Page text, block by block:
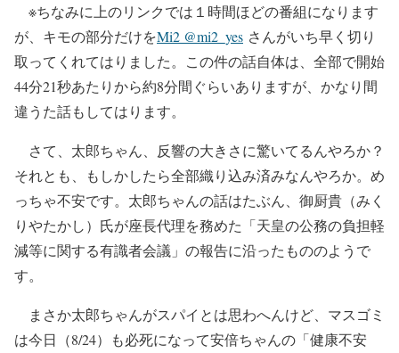
※ちなみに上のリンクでは１時間ほどの番組になります
が、キモの部分だけをMi2 @mi2_yes さんがいち早く切り
取ってくれてはりました。この件の話自体は、全部で開始
44分21秒あたりから約8分間ぐらいありますが、かなり間
違うた話もしてはります。
さて、太郎ちゃん、反響の大きさに驚いてるんやろか？
それとも、もしかしたら全部織り込み済みなんやろか。め
っちゃ不安です。太郎ちゃんの話はたぶん、御厨貴（みく
りやたかし）氏が座長代理を務めた「天皇の公務の負担軽
減等に関する有識者会議」の報告に沿ったもののようで
す。
まさか太郎ちゃんがスパイとは思わへんけど、マスゴミ
は今日（8/24）も必死になって安倍ちゃんの「健康不安